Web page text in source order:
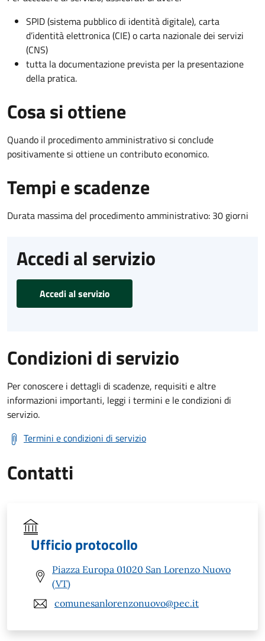
SPID (sistema pubblico di identità digitale), carta
d’identità elettronica (CIE) o carta nazionale dei servizi
(CNS)
tutta la documentazione prevista per la presentazione
della pratica.
Cosa si ottiene
Quando il procedimento amministrativo si conclude
positivamente si ottiene un contributo economico.
Tempi e scadenze
Durata massima del procedimento amministrativo: 30 giorni
Accedi al servizio
Accedi al servizio
Condizioni di servizio
Per conoscere i dettagli di scadenze, requisiti e altre
informazioni importanti, leggi i termini e le condizioni di
servizio.
Termini e condizioni di servizio
Contatti
Ufficio protocollo
Piazza Europa 01020 San Lorenzo Nuovo
(VT)
comunesanlorenzonuovo@pec.it